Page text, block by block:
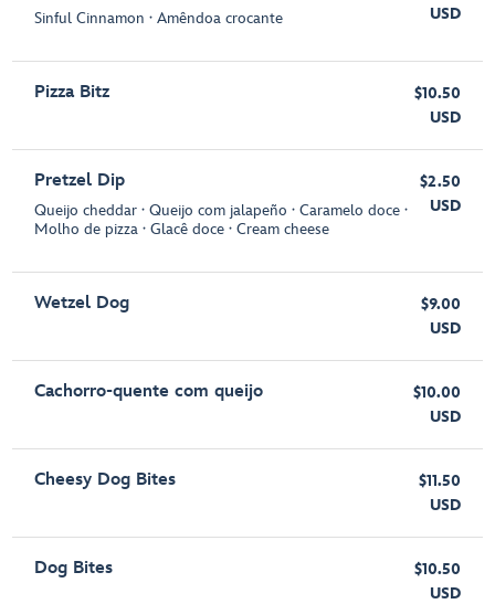
Sinful Cinnamon ∙ Amêndoa crocante
USD
Pizza Bitz
$10.50
USD
Pretzel Dip
Queijo cheddar ∙ Queijo com jalapeño ∙ Caramelo doce ∙
Molho de pizza ∙ Glacê doce ∙ Cream cheese
$2.50
USD
Wetzel Dog
$9.00
USD
Cachorro-quente com queijo
$10.00
USD
Cheesy Dog Bites
$11.50
USD
Dog Bites
$10.50
USD